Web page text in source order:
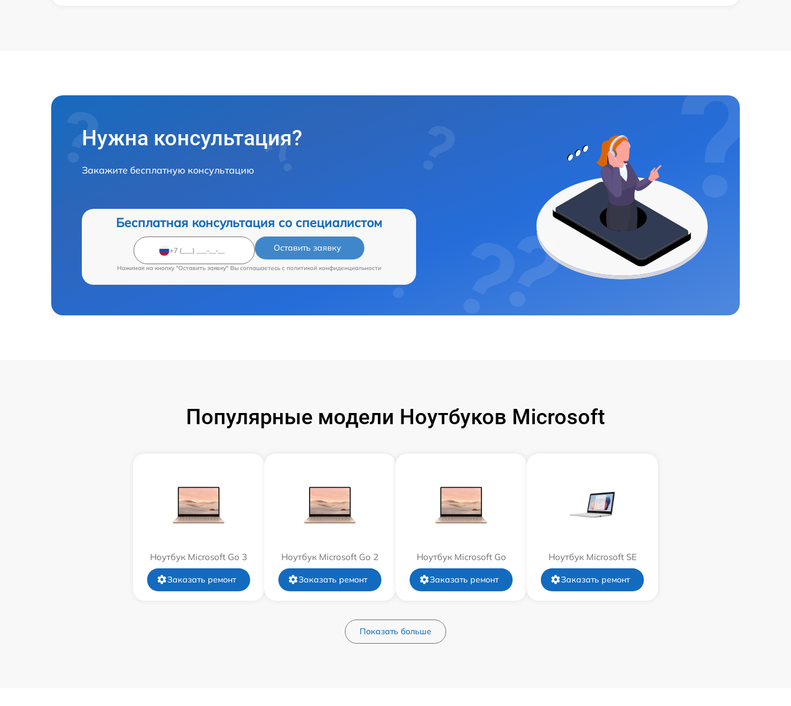
Нужна консультация?
Закажите бесплатную консультацию
Бесплатная консультация со специалистом
Оставить заявку
Нажимая на кнопку "Оставить заявку" Вы соглашаетесь c политикой конфиденциальности
Популярные модели Ноутбуков Microsoft
Ноутбук Microsoft Go 3
Заказать ремонт
Ноутбук Microsoft Go 2
Заказать ремонт
Ноутбук Microsoft Go
Заказать ремонт
Ноутбук Microsoft SE
Заказать ремонт
Показать больше